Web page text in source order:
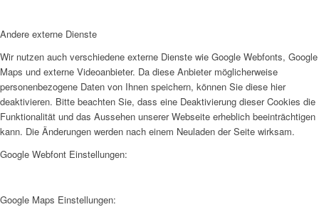
Andere externe Dienste
Wir nutzen auch verschiedene externe Dienste wie Google Webfonts, Google
Maps und externe Videoanbieter. Da diese Anbieter möglicherweise
personenbezogene Daten von Ihnen speichern, können Sie diese hier
deaktivieren. Bitte beachten Sie, dass eine Deaktivierung dieser Cookies die
Funktionalität und das Aussehen unserer Webseite erheblich beeinträchtigen
kann. Die Änderungen werden nach einem Neuladen der Seite wirksam.
Google Webfont Einstellungen:
Google Maps Einstellungen: